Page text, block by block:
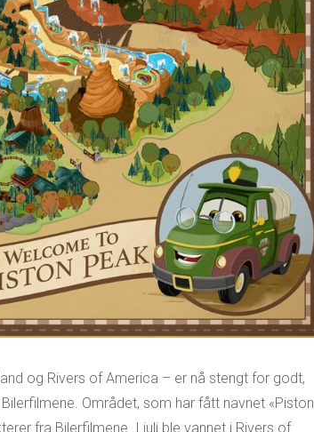
og Rivers of America – er nå stengt for godt,
Området, som har fått navnet «Piston
fra Bilerfilmene. I juli ble vannet i Rivers of